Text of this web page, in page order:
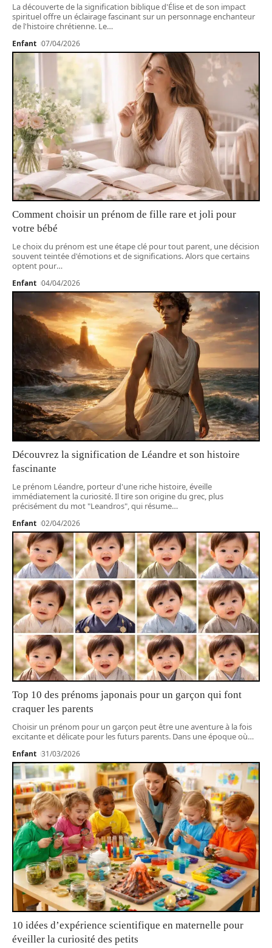
La découverte de la signification biblique d'Élise et de son impact
spirituel offre un éclairage fascinant sur un personnage enchanteur
de l'histoire chrétienne. Le…
Enfant 07/04/2026
Comment choisir un prénom de fille rare et joli pour
votre bébé
Le choix du prénom est une étape clé pour tout parent, une décision
souvent teintée d'émotions et de significations. Alors que certains
optent pour…
Enfant 04/04/2026
Découvrez la signification de Léandre et son histoire
fascinante
Le prénom Léandre, porteur d'une riche histoire, éveille
immédiatement la curiosité. Il tire son origine du grec, plus
précisément du mot "Leandros", qui résume…
Enfant 02/04/2026
Top 10 des prénoms japonais pour un garçon qui font
craquer les parents
Choisir un prénom pour un garçon peut être une aventure à la fois
excitante et délicate pour les futurs parents. Dans une époque où…
Enfant 31/03/2026
10 idées d’expérience scientifique en maternelle pour
éveiller la curiosité des petits